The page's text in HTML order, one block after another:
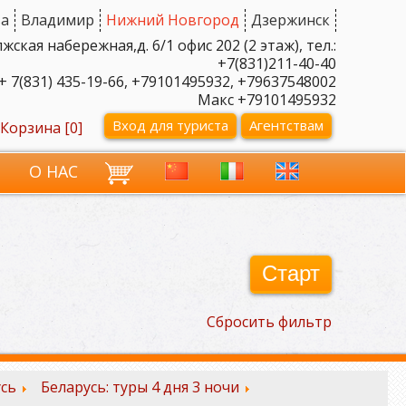
Дзержинск
Нижний Новгород
Владимир
набережная,д. 6/1 офис 202 (2 этаж), тел.:
+7(831)211-40-40
7(831) 435-19-66, +79101495932, +79637548002
Макс +79101495932
Корзина [0] Вход для туриста Агентствам
О НАС
Старт
Сбросить фильтр
Беларусь: туры 4 дня 3 ночи